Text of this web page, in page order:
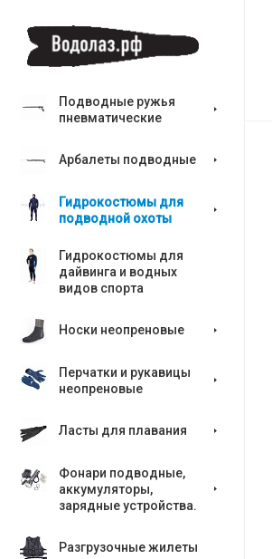
Подводные ружья
пневматические
Арбалеты подводные
Гидрокостюмы для
подводной охоты
Гидрокостюмы для
дайвинга и водных
видов спорта
Носки неопреновые
Перчатки и рукавицы
неопреновые
Ласты для плавания
Фонари подводные,
аккумуляторы,
зарядные устройства.
Разгрузочные жилеты